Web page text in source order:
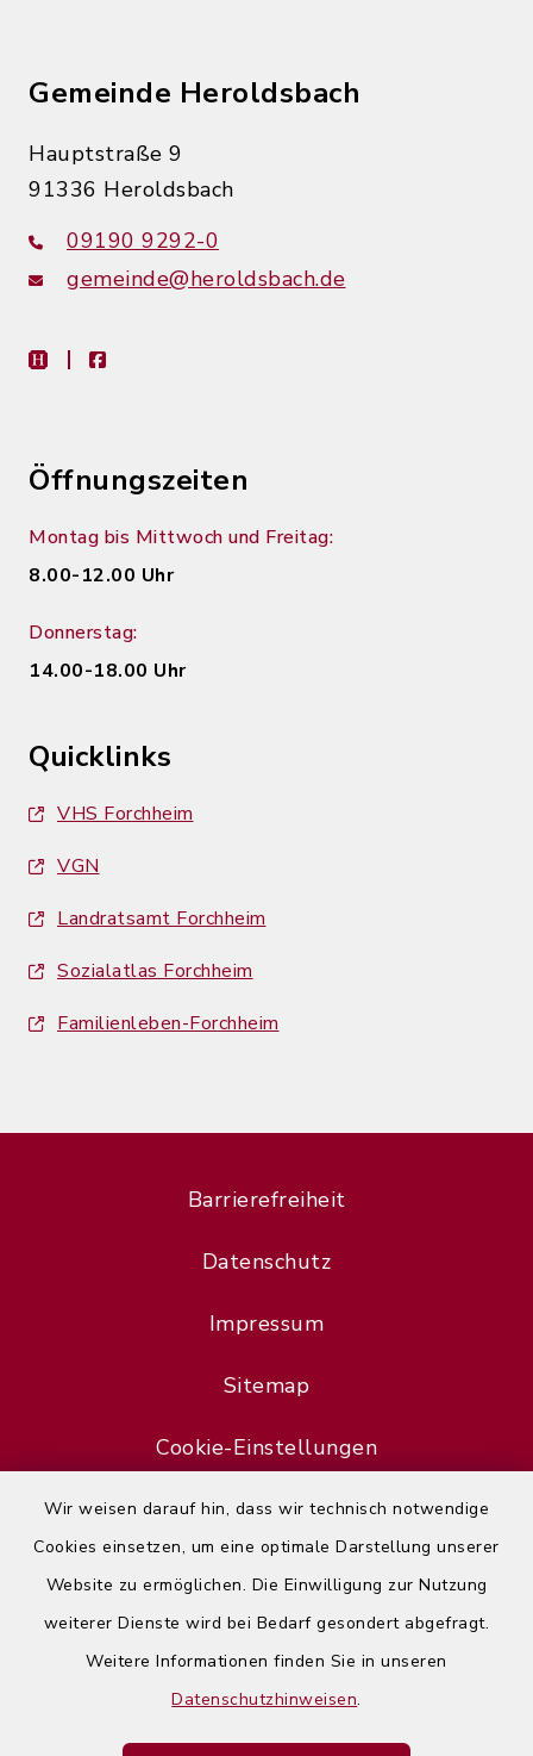
Wir weisen darauf hin, dass wir technisch notwendige
Cookies einsetzen, um eine optimale Darstellung unserer
Website zu ermöglichen. Die Einwilligung zur Nutzung
weiterer Dienste wird bei Bedarf gesondert abgefragt.
Weitere Informationen finden Sie in unseren
Datenschutzhinweisen.
Gemeinde Heroldsbach
Hauptstraße 9
91336 Heroldsbach
09190 9292-0
gemeinde@heroldsbach.de
heimat-infofacebook
Öffnungszeiten
Montag bis Mittwoch und Freitag:
8.00-12.00 Uhr
Donnerstag:
14.00-18.00 Uhr
Quicklinks
VHS Forchheim
VGN
Landratsamt Forchheim
Sozialatlas Forchheim
Familienleben-Forchheim
Barrierefreiheit
Datenschutz
Impressum
Sitemap
Cookie-Einstellungen
Error
Failed to load assistant data
Refresh Page